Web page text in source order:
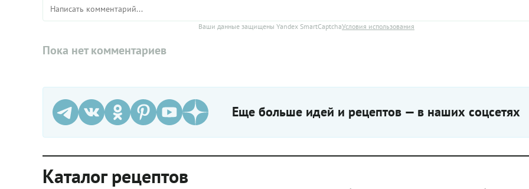
Ваши данные защищены Yandex SmartCaptchaУсловия использования
Пока нет комментариев
Еще больше идей и рецептов — в наших соцсетях
Каталог рецептов